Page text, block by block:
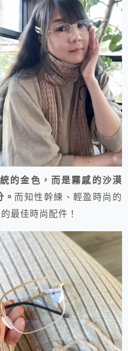
的金色，而是霧感的沙漠
。 而知性幹練、輕盈時尚的
最佳時尚配件！